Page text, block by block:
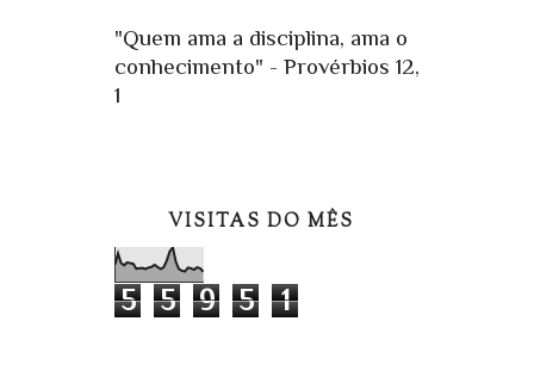
"Quem ama a disciplina, ama o
conhecimento" - Provérbios 12,
1
VISITAS DO MÊS
5 5 9 5 1